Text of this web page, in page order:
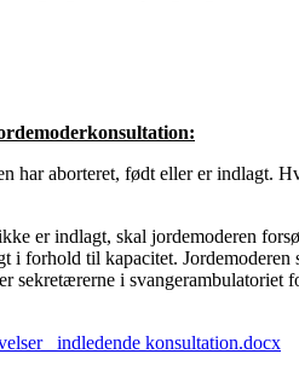
har aborteret, født eller er indlagt.
er indlagt, skal jordemoderen
forhold til kapacitet. Jordemoderen
sekretærerne i
_indledende konsultation.docx